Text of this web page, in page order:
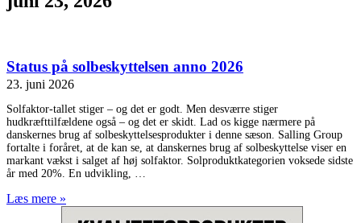
Status på solbeskyttelsen anno 2026
23. juni 2026
Solfaktor-tallet stiger – og det er godt. Men desværre stiger
hudkræfttilfældene også – og det er skidt. Lad os kigge nærmere på
danskernes brug af solbeskyttelsesprodukter i denne sæson. Salling Group
fortalte i foråret, at de kan se, at danskernes brug af solbeskyttelse viser en
markant vækst i salget af høj solfaktor. Solproduktkategorien voksede sidste
år med 20%. En udvikling,
Læs mere »